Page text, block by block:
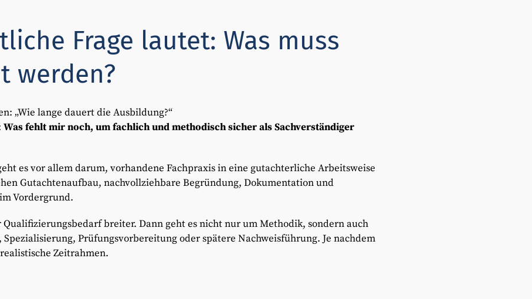
Frage lautet: Was muss
werden?
„Wie lange dauert die Ausbildung?“
Was fehlt mir noch, um fachlich und methodisch sicher als Sachverständiger
es vor allem darum, vorhandene Fachpraxis in eine gutachterliche Arbeitsweise
Gutachtenaufbau, nachvollziehbare Begründung, Dokumentation und
Vordergrund.
breiter. Dann geht es nicht nur um Methodik, sondern auch
Prüfungsvorbereitung oder spätere Nachweisführung. Je nachdem
Zeitrahmen.